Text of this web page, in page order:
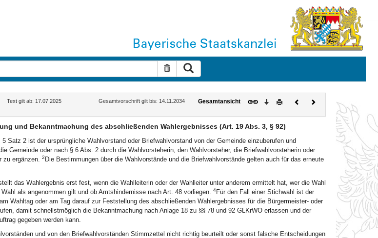
Suche zurücksetzen
Text gilt ab: 17.07.2025
Gesamtvorschrift gilt bis: 14.11.2034
Gesamtansicht Download
DruckenVorherigesNächstes
Dokument
und Bekanntmachung des abschließenden Wahlergebnisses (Art. 19 Abs. 3, § 92)
5 Satz 2 ist der ursprüngliche Wahlvorstand oder Briefwahlvorstand von der Gemeinde einzuberufen und
Gemeinde oder nach § 6 Abs. 2 durch die Wahlvorsteherin, den Wahlvorsteher, die Briefwahlvorsteherin oder
zu ergänzen. 2 Die Bestimmungen über die Wahlvorstände und die Briefwahlvorstände gelten auch für das erneute
das Wahlergebnis erst fest, wenn die Wahlleiterin oder der Wahlleiter unter anderem ermittelt hat, wer die Wahl
als angenommen gilt und ob Amtshindernisse nach Art. 48 vorliegen. 4Für den Fall einer Stichwahl ist der
Wahltag oder am Tag darauf zur Feststellung des abschließenden Wahlergebnisses für die Bürgermeister- oder
damit schnellstmöglich die Bekanntmachung nach Anlage 18 zu §§ 78 und 92 GLKrWO erlassen und der
gegeben werden kann.
und von den Briefwahlvorständen Stimmzettel nicht richtig beurteilt oder sonst falsche Entscheidungen